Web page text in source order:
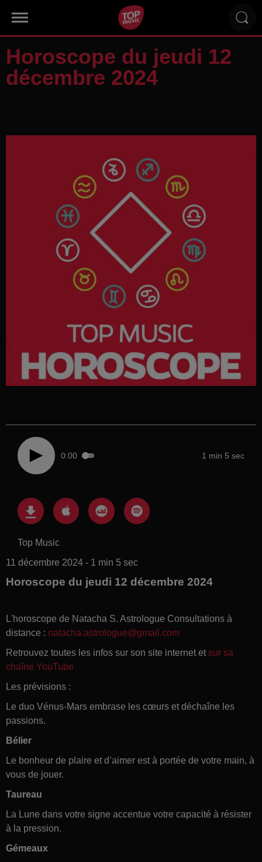
Horoscope du jeudi 12
décembre 2024
0:00 1 min 5 sec
Top Music
11 décembre 2024 - 1 min 5 sec
Horoscope du jeudi 12 décembre 2024
L'horoscope de Natacha S. Astrologue Consultations à
distance : natacha.astrologue@gmail.com
Retrouvez toutes les infos sur son site internet et sur sa
chaîne YouTube
Les prévisions :
Le duo Vénus-Mars embrase les cœurs et déchaîne les
passions.
Bélier
Le bonheur de plaire et d’aimer est à portée de votre main, à
vous de jouer.
Taureau
La Lune dans votre signe accentue votre capacité à résister
à la pression.
Gémeaux